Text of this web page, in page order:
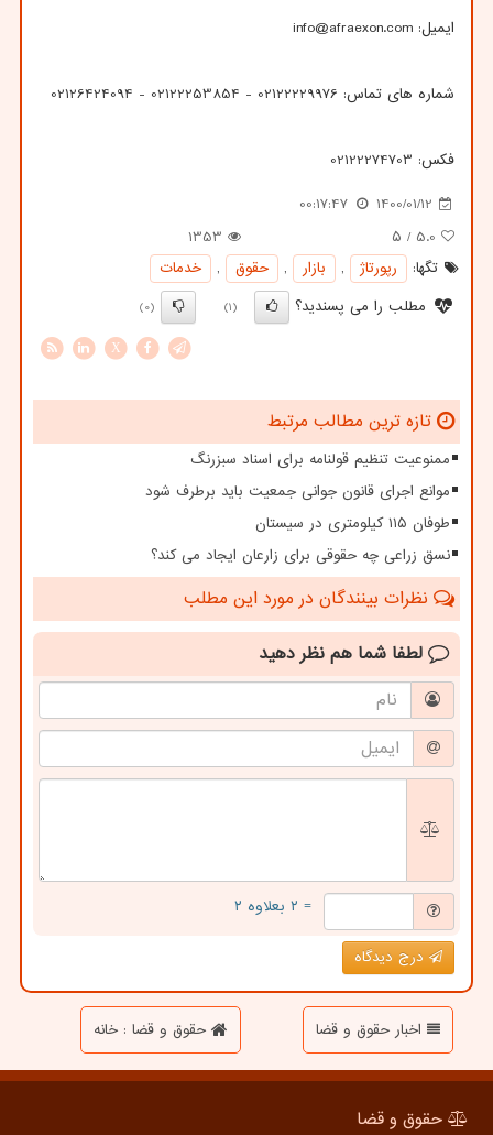
ایمیل: info@afraexon.com
شماره های تماس: 02122229976 - 02122253854 - 02126424094
فکس: 02122274703
1400/01/12
00:17:47
5.0 / ۵
1353
تگها:
رپورتاژ , بازار , حقوق ,
خدمات
مطلب را می پسندید؟
(1)
(0)
X
تازه ترین مطالب مرتبط
ممنوعیت تنظیم قولنامه برای اسناد سبزرنگ
موانع اجرای قانون جوانی جمعیت باید برطرف شود
طوفان ۱۱۵ کیلومتری در سیستان
نسق زراعی چه حقوقی برای زارعان ایجاد می کند؟
نظرات بینندگان در مورد این مطلب
لطفا شما هم نظر دهید
= ۲ بعلاوه ۲
درج دیدگاه
اخبار حقوق و قضا حقوق و قضا : خانه
حقوق و قضا